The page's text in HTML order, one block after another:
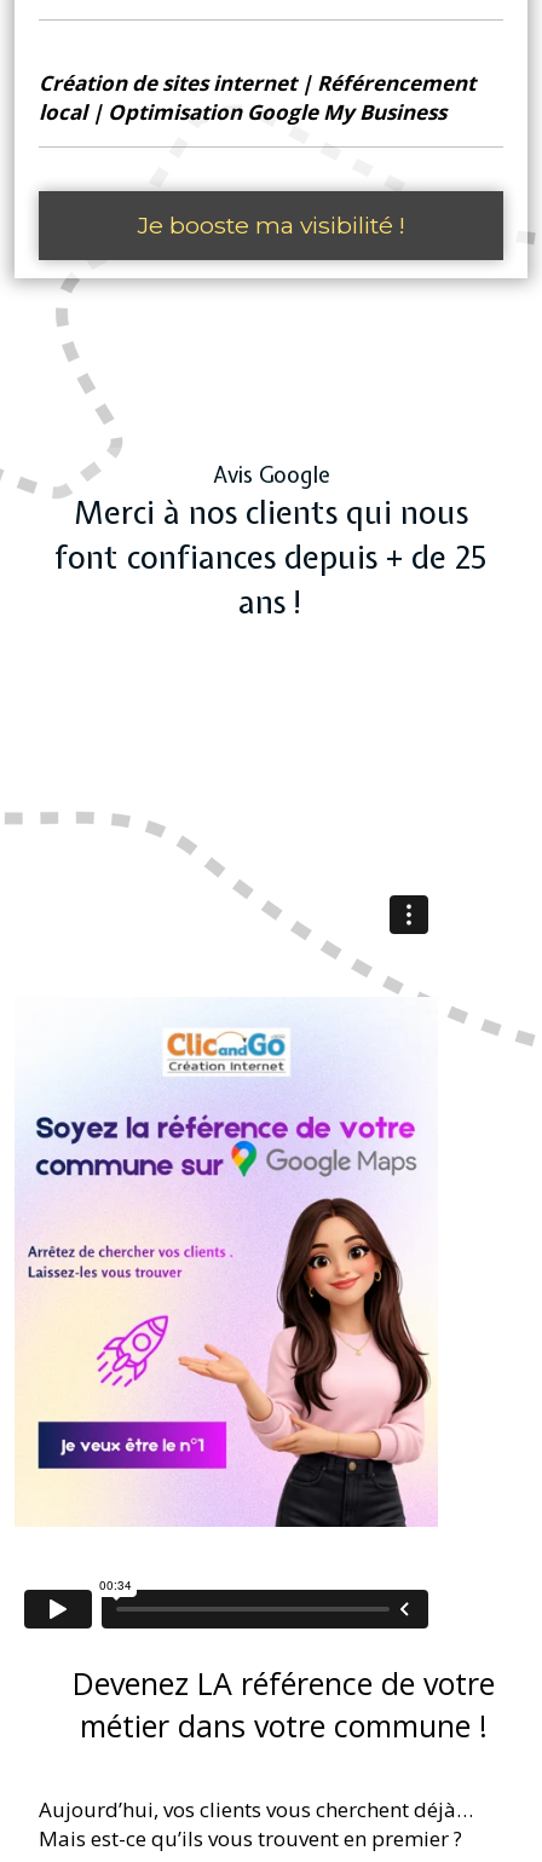
Création de sites internet| Référencement
local| Optimisation Google My Business
Je booste ma visibilité !
Avis Google
Merci à nos clients qui nous
font confiances depuis + de 25
ans !
Devenez LA référence de votre
métier dans votre commune !
Aujourd’hui, vos clients vous cherchent déjà…
Mais est-ce qu’ils vous trouvent en premier ?